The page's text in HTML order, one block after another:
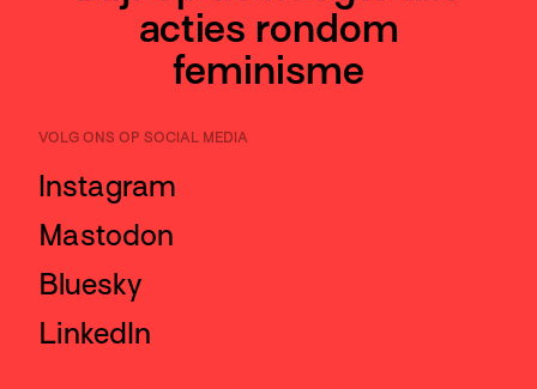
acties rondom
feminisme
VOLG ONS OP SOCIAL MEDIA
Instagram
Mastodon
Bluesky
LinkedIn